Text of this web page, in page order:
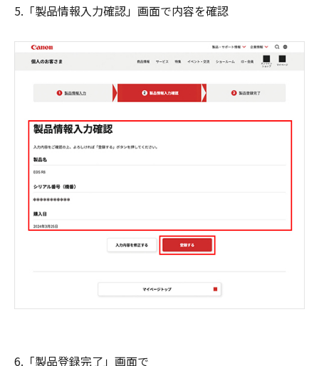
5.「製品情報入力確認」画面で内容を確認
6.「製品登録完了」画面で